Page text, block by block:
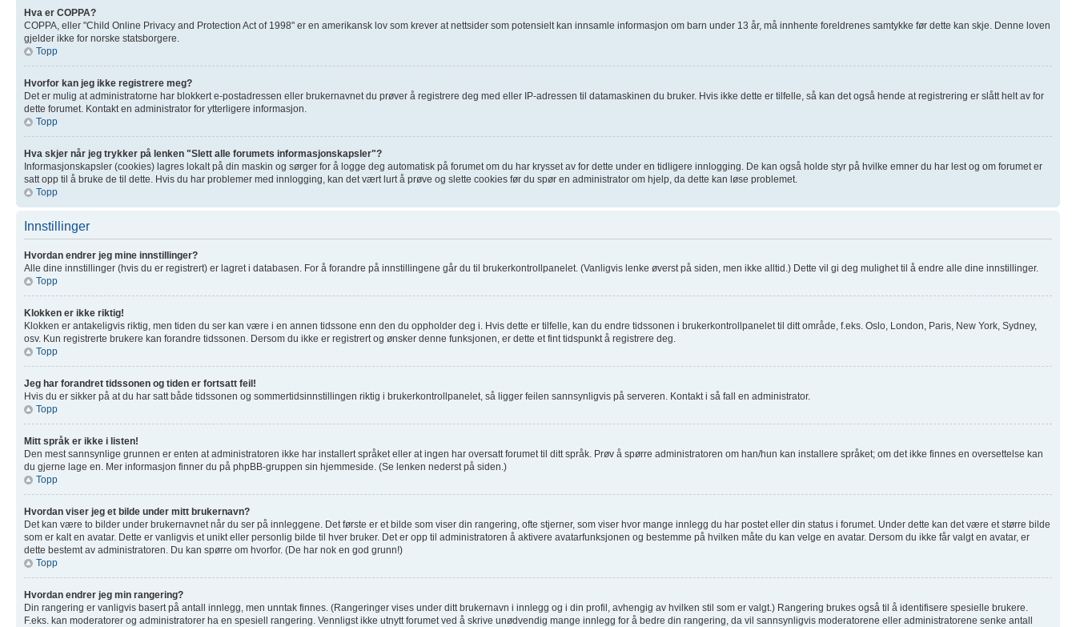
Hva er COPPA?
COPPA, eller "Child Online Privacy and Protection Act of 1998" er en amerikansk lov som krever at nettsider som potensielt kan innsamle informasjon om barn under 13 år, må innhente foreldrenes samtykke før dette kan skje. Denne loven
gjelder ikke for norske statsborgere.
Topp
Hvorfor kan jeg ikke registrere meg?
Det er mulig at administratorne har blokkert e-postadressen eller brukernavnet du prøver å registrere deg med eller IP-adressen til datamaskinen du bruker. Hvis ikke dette er tilfelle, så kan det også hende at registrering er slått helt av for
dette forumet. Kontakt en administrator for ytterligere informasjon.
Topp
Hva skjer når jeg trykker på lenken "Slett alle forumets informasjonskapsler"?
Informasjonskapsler (cookies) lagres lokalt på din maskin og sørger for å logge deg automatisk på forumet om du har krysset av for dette under en tidligere innlogging. De kan også holde styr på hvilke emner du har lest og om forumet er
satt opp til å bruke de til dette. Hvis du har problemer med innlogging, kan det vært lurt å prøve og slette cookies før du spør en administrator om hjelp, da dette kan løse problemet.
Topp
Innstillinger
Hvordan endrer jeg mine innstillinger?
Alle dine innstillinger (hvis du er registrert) er lagret i databasen. For å forandre på innstillingene går du til brukerkontrollpanelet. (Vanligvis lenke øverst på siden, men ikke alltid.) Dette vil gi deg mulighet til å endre alle dine innstillinger.
Topp
Klokken er ikke riktig!
Klokken er antakeligvis riktig, men tiden du ser kan være i en annen tidssone enn den du oppholder deg i. Hvis dette er tilfelle, kan du endre tidssonen i brukerkontrollpanelet til ditt område, f.eks. Oslo, London, Paris, New York, Sydney,
osv. Kun registrerte brukere kan forandre tidssonen. Dersom du ikke er registrert og ønsker denne funksjonen, er dette et fint tidspunkt å registrere deg.
Topp
Jeg har forandret tidssonen og tiden er fortsatt feil!
Hvis du er sikker på at du har satt både tidssonen og sommertidsinnstillingen riktig i brukerkontrollpanelet, så ligger feilen sannsynligvis på serveren. Kontakt i så fall en administrator.
Topp
Mitt språk er ikke i listen!
Den mest sannsynlige grunnen er enten at administratoren ikke har installert språket eller at ingen har oversatt forumet til ditt språk. Prøv å spørre administratoren om han/hun kan installere språket; om det ikke finnes en oversettelse kan
du gjerne lage en. Mer informasjon finner du på phpBB-gruppen sin hjemmeside. (Se lenken nederst på siden.)
Topp
Hvordan viser jeg et bilde under mitt brukernavn?
Det kan være to bilder under brukernavnet når du ser på innleggene. Det første er et bilde som viser din rangering, ofte stjerner, som viser hvor mange innlegg du har postet eller din status i forumet. Under dette kan det være et større bilde
som er kalt en avatar. Dette er vanligvis et unikt eller personlig bilde til hver bruker. Det er opp til administratoren å aktivere avatarfunksjonen og bestemme på hvilken måte du kan velge en avatar. Dersom du ikke får valgt en avatar, er
dette bestemt av administratoren. Du kan spørre om hvorfor. (De har nok en god grunn!)
Topp
Hvordan endrer jeg min rangering?
Din rangering er vanligvis basert på antall innlegg, men unntak finnes. (Rangeringer vises under ditt brukernavn i innlegg og i din profil, avhengig av hvilken stil som er valgt.) Rangering brukes også til å identifisere spesielle brukere.
F.eks. kan moderatorer og administratorer ha en spesiell rangering. Vennligst ikke utnytt forumet ved å skrive unødvendig mange innlegg for å bedre din rangering, da vil sannsynligvis moderatorene eller administratorene senke antall